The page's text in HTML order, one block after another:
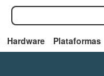
Hardware Plataformas